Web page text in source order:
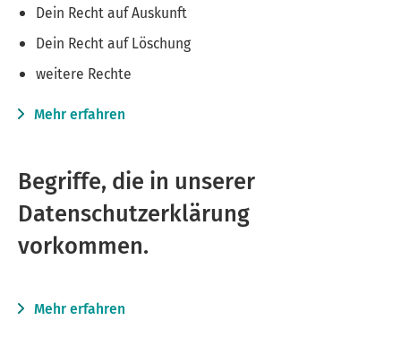
Dein Recht auf Auskunft
Dein Recht auf Löschung
weitere Rechte
Mehr erfahren
Begriffe, die in unserer
Datenschutzerklärung
vorkommen.
Mehr erfahren